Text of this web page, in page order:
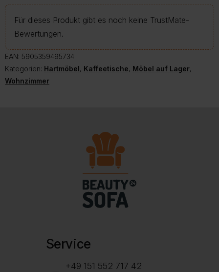
Für dieses Produkt gibt es noch keine TrustMate-
Bewertungen.
EAN: 5905359495734
Kategorien: Hartmöbel, Kaffeetische, Möbel auf Lager,
Wohnzimmer
Service
+49 151 552 717 42